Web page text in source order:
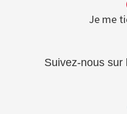
Je me
Suivez-nous sur